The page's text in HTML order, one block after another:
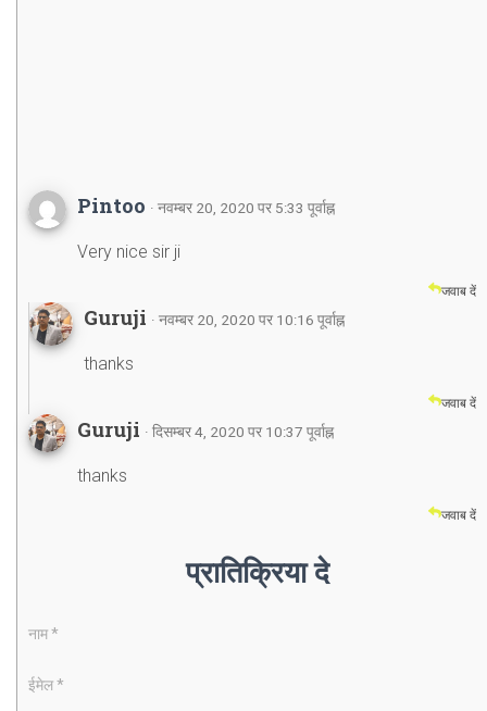
Pintoo · नवम्बर 20, 2020 पर 5:33 पूर्वाह्न
Very nice sir ji
जवाब दें
Guruji · नवम्बर 20, 2020 पर 10:16 पूर्वाह्न
thanks
जवाब दें
Guruji · दिसम्बर 4, 2020 पर 10:37 पूर्वाह्न
thanks
जवाब दें
प्रातिक्रिया दे
नाम*
ईमेल*